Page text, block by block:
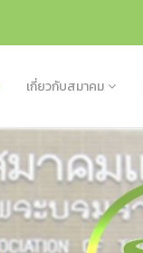
เกี่ยวกับสมาคม